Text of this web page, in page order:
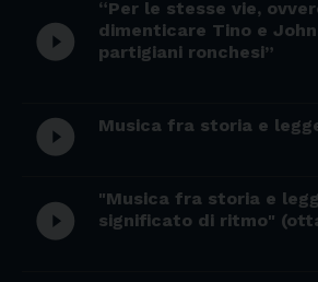
play_circle_filled
“Per le stesse vie,
dimenticare Tino e
partigiani ronchesi”
play_circle_filled Musica fra storia e
play_circle_filled
"Musica fra storia e
significato di ritmo"